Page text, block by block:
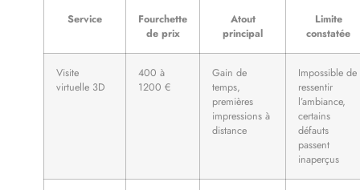
Service
Fourchette
de prix
Atout
principal
Limite
constatée
Visite
virtuelle 3D
400 à
1200 €
Gain de
temps,
premières
impressions à
distance
Impossible de
ressentir
l’ambiance,
certains
défauts
passent
inaperçus